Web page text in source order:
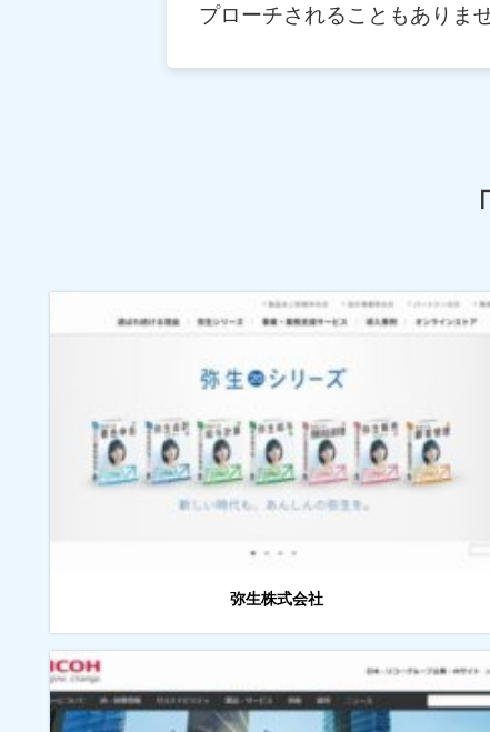
プローチされることもありませ
弥生株式会社